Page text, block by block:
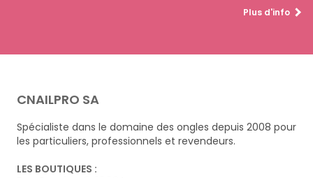
Plus d'info
CNAILPRO SA
Spécialiste dans le domaine des ongles depuis 2008 pour
les particuliers, professionnels et revendeurs.
LES BOUTIQUES :